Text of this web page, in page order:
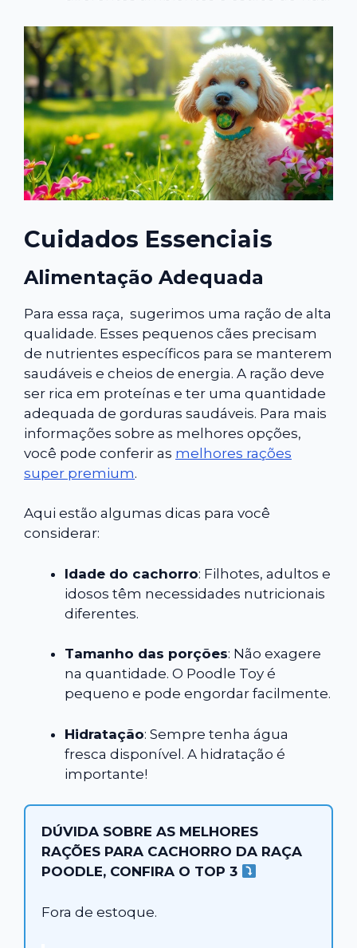
Cuidados Essenciais
Alimentação Adequada
Para essa raça, sugerimos uma ração de alta
qualidade. Esses pequenos cães precisam
de nutrientes específicos para se manterem
saudáveis e cheios de energia. A ração deve
ser rica em proteínas e ter uma quantidade
adequada de gorduras saudáveis. Para mais
informações sobre as melhores opções,
você pode conferir as melhores rações
super premium.
Aqui estão algumas dicas para você
considerar:
Idade do cachorro: Filhotes, adultos e
idosos têm necessidades nutricionais
diferentes.
Tamanho das porções: Não exagere
na quantidade. O Poodle Toy é
pequeno e pode engordar facilmente.
Hidratação: Sempre tenha água
fresca disponível. A hidratação é
importante!
DÚVIDA SOBRE AS MELHORES
RAÇÕES PARA CACHORRO DA RAÇA
POODLE, CONFIRA O TOP 3
Fora de estoque.